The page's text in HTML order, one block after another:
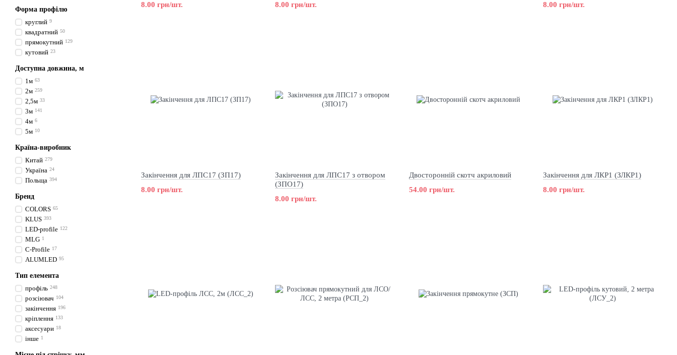
8.00 грн/шт.
8.00 грн/шт.
8.00 грн/шт.
Закінчення для ЛПС17 (ЗП17)
8.00 грн/шт.
Закінчення для ЛПС17 з отвором
(ЗПО17)
8.00 грн/шт.
Двосторонній скотч акриловий
54.00 грн/шт.
Закінчення для ЛКР1 (ЗЛКР1)
8.00 грн/шт.
Форма профілю
круглий 9
квадратний 50
прямокутний 129
кутовий 23
Доступна довжина, м
1м 63
2м 259
2,5м 33
3м 141
4м 6
5м 10
Країна-виробник
Китай 279
Україна 24
Польща 394
Бренд
COLORS 65
KLUS 393
LED-profile 122
MLG 1
C-Profile 17
ALUMLED 95
Тип елемента
профіль 248
розсіювач 104
закінчення 196
кріплення 133
аксесуари 18
інше 1